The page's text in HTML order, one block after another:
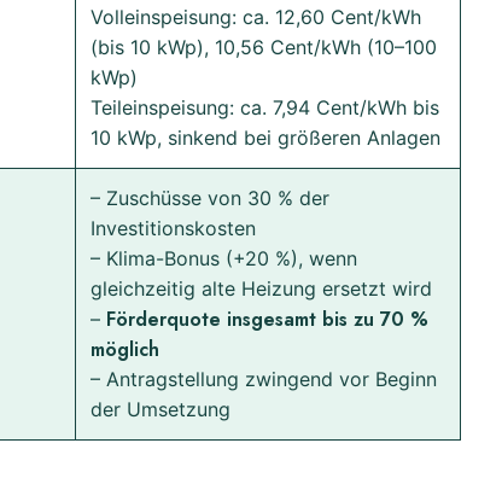
Volleinspeisung: ca. 12,60 Cent/kWh
(bis 10 kWp), 10,56 Cent/kWh (10–100
kWp)
Teileinspeisung: ca. 7,94 Cent/kWh bis
10 kWp, sinkend bei größeren Anlagen
– Zuschüsse von 30 % der
Investitionskosten
– Klima-Bonus (+20 %), wenn
gleichzeitig alte Heizung ersetzt wird
– Förderquote insgesamt bis zu 70 %
möglich
– Antragstellung zwingend vor Beginn
der Umsetzung